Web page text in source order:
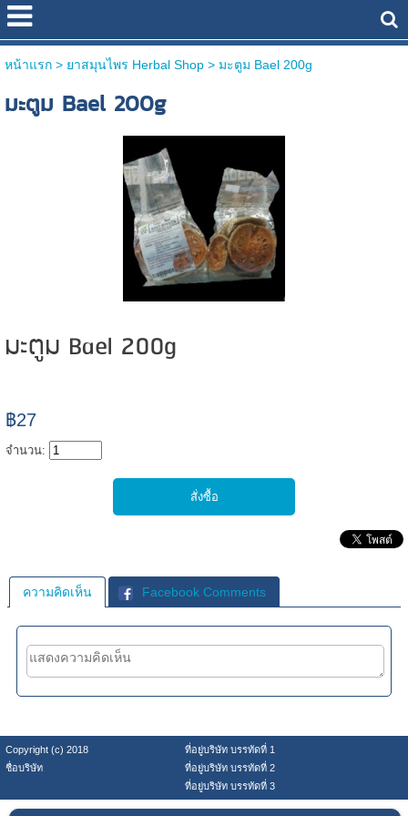
หน้าแรก> ยาสมุนไพร Herbal Shop > มะตูม Bael 200g
มะตูม Bael 200g
มะตูม Bael 200g
฿27
จำนวน:
ความคิดเห็น Facebook Comments
Copyright (c) 2018
ที่อยู่บริษัท บรรทัดที่ 1
ชื่อบริษัท
ที่อยู่บริษัท บรรทัดที่ 2
ที่อยู่บริษัท บรรทัดที่ 3